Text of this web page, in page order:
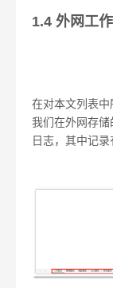
1.4 外网工
在对本文列表中
我们在外网存
日志，其中记录